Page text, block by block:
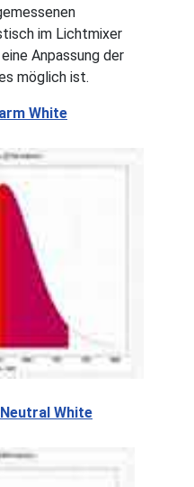
im Lichtmixer
Anpassung der
möglich ist.
White
Neutral White